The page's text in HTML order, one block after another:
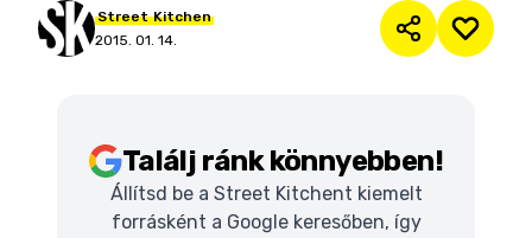
Street Kitchen
2015. 01. 14.
Találj ránk könnyebben!
Állítsd be a Street Kitchent kiemelt
forrásként a Google keresőben, így